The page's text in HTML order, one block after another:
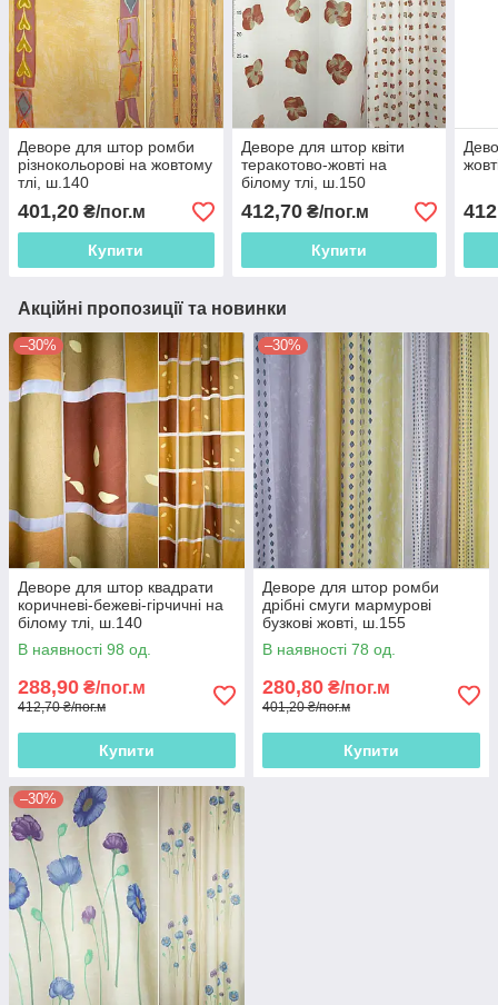
Деворе для штор ромби
різнокольорові на жовтому
тлі, ш.140
401,20 ₴/пог.м
Купити
Деворе для штор квіти
теракотово-жовті на
білому тлі, ш.150
412,70₴/пог.м
Купити
Акційні пропозиції та новинки
–30%
Деворе для штор квадрати
коричневі-бежеві-гірчичні на
білому тлі, ш.140
В наявності 98 од.
288,90 ₴/пог.м
412,70 ₴/пог.м
Купити
–30%
Деворе для штор ромби
дрібні смуги мармурові
бузкові жовті, ш.155
В наявності 78 од.
280,80 ₴/пог.м
401,20 ₴/пог.м
Купити
–30%